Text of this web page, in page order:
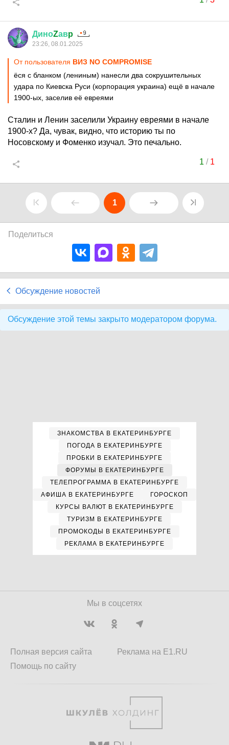
ДиноZавp
23:26, 08.01.2025
От пользователя ВИЗ NO COMPROMISE
ёся с бланком (лениным) нанесли два сокрушительных
удара по Киевска Руси (корпорация украина) ещё в начале
1900-ых, заселив её евреями
Сталин и Ленин заселили Украину евреями в начале
1900-х? Да, чувак, видно, что историю ты по
Носовскому и Фоменко изучал. Это печально.
1 / 1
1
Поделиться
Обсуждение новостей
Обсуждение этой темы закрыто модератором форума.
ЗНАКОМСТВА В ЕКАТЕРИНБУРГЕ
ПОГОДА В ЕКАТЕРИНБУРГЕ
ПРОБКИ В ЕКАТЕРИНБУРГЕ
ФОРУМЫ В ЕКАТЕРИНБУРГЕ
ТЕЛЕПРОГРАММА В ЕКАТЕРИНБУРГЕ
АФИША В ЕКАТЕРИНБУРГЕ
ГОРОСКОП
КУРСЫ ВАЛЮТ В ЕКАТЕРИНБУРГЕ
ТУРИЗМ В ЕКАТЕРИНБУРГЕ
ПРОМОКОДЫ В ЕКАТЕРИНБУРГЕ
РЕКЛАМА В ЕКАТЕРИНБУРГЕ
Мы в соцсетях
Полная версия сайта
Помощь по сайту
Реклама на E1.RU